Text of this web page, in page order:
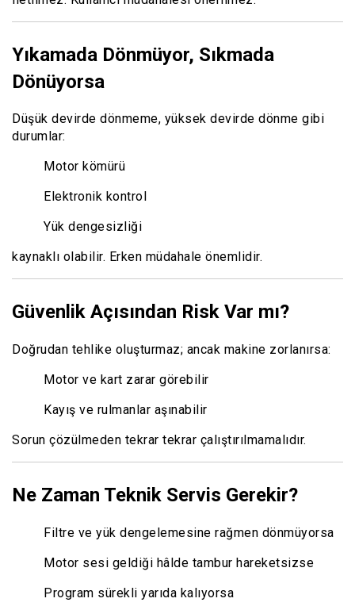
Yıkamada Dönmüyor, Sıkmada
Dönüyorsa
Düşük devirde dönmeme, yüksek devirde dönme gibi
durumlar:
Motor kömürü
Elektronik kontrol
Yük dengesizliği
kaynaklı olabilir. Erken müdahale önemlidir.
Güvenlik Açısından Risk Var mı?
Doğrudan tehlike oluşturmaz; ancak makine zorlanırsa:
Motor ve kart zarar görebilir
Kayış ve rulmanlar aşınabilir
Sorun çözülmeden tekrar tekrar çalıştırılmamalıdır.
Ne Zaman Teknik Servis Gerekir?
Filtre ve yük dengelemesine rağmen dönmüyorsa
Motor sesi geldiği hâlde tambur hareketsizse
Program sürekli yarıda kalıyorsa